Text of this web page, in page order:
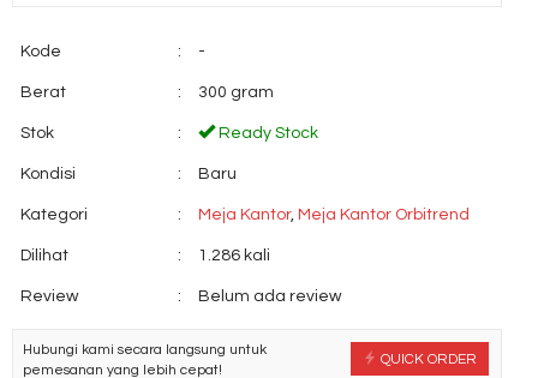
Kode : -
Berat : 300 gram
Stok : Ready Stock
Kondisi : Baru
Kategori : Meja Kantor, Meja Kantor Orbitrend
Dilihat : 1.286 kali
Review : Belum ada review
QUICK ORDER
Hubungi kami secara langsung untuk
pemesanan yang lebih cepat!